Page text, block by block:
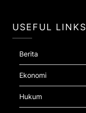
USEFUL LINKS
Berita
Ekonomi
Hukum